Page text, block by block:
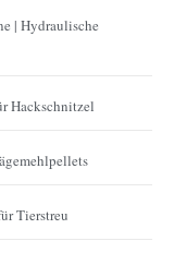
| Hydraulische
Hackschnitzel
Tierstreu